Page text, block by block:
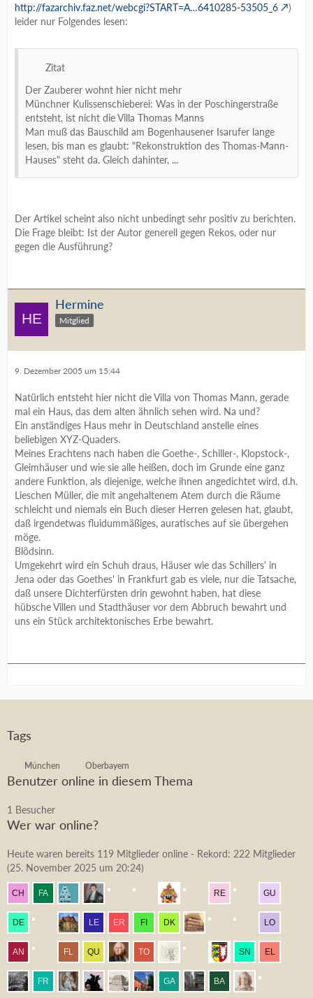
http://fazarchiv.faz.net/webcgi?START=A…6410285-53505_6
)
leider nur Folgendes lesen:
Zitat
Der Zauberer wohnt hier nicht mehr
Münchner Kulissenschieberei: Was in der Poschingerstraße
entsteht, ist nicht die Villa Thomas Manns
Man muß das Bauschild am Bogenhausener Isarufer lange
lesen, bis man es glaubt: "Rekonstruktion des Thomas-Mann-
Hauses" steht da. Gleich dahinter, ...
Der Artikel scheint also nicht unbedingt sehr positiv zu berichten.
Die Frage bleibt: Ist der Autor generell gegen Rekos, oder nur
gegen die Ausführung?
Hermine
Mitglied
9. Dezember 2005 um 15:44
Natürlich entsteht hier nicht die Villa von Thomas Mann, gerade
mal ein Haus, das dem alten ähnlich sehen wird. Na und?
Ein anständiges Haus mehr in Deutschland anstelle eines
beliebigen XYZ-Quaders.
Meines Erachtens nach haben die Goethe-, Schiller-, Klopstock-,
Gleimhäuser und wie sie alle heißen, doch im Grunde eine ganz
andere Funktion, als diejenige, welche ihnen angedichtet wird, d.h.
Lieschen Müller, die mit angehaltenem Atem durch die Räume
schleicht und niemals ein Buch dieser Herren gelesen hat, glaubt,
daß irgendetwas fluidummäßiges, auratisches auf sie übergehen
möge.
Blödsinn.
Umgekehrt wird ein Schuh draus, Häuser wie das Schillers' in
Jena oder das Goethes' in Frankfurt gab es viele, nur die Tatsache,
daß unsere Dichterfürsten drin gewohnt haben, hat diese
hübsche Villen und Stadthäuser vor dem Abbruch bewahrt und
uns ein Stück architektonisches Erbe bewahrt.
Tags
München Oberbayern
Benutzer online in diesem Thema
1 Besucher
Wer war online?
Heute waren bereits 119 Mitglieder online - Rekord: 222 Mitglieder
(25. November 2025 um 20:24)